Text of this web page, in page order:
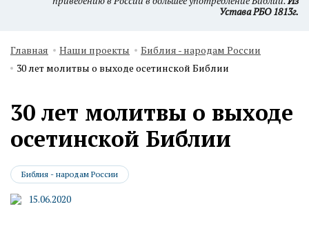
Устава РБО 1813г.
Главная Наши проекты
Библия - народам России
30 лет молитвы о выходе осетинской Библии
30 лет молитвы о выходе
осетинской Библии
Библия - народам России
15.06.2020